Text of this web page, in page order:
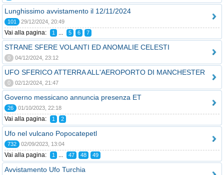
Lunghissimo avvistamento il 12/11/2024
101 29/12/2024, 20:49
Vai alla pagina: 1 ... 5 6 7
STRANE SFERE VOLANTI ED ANOMALIE CELESTI
0 04/12/2024, 23:12
UFO SFERICO ATTERRA ALL'AEROPORTO DI MANCHESTER
0 02/12/2024, 21:47
Governo messicano annuncia presenza ET
26 01/10/2023, 22:18
Vai alla pagina: 1 2
Ufo nel vulcano Popocatepetl
732 02/09/2023, 13:04
Vai alla pagina: 1 ... 47 48 49
Avvistamento Ufo Turchia